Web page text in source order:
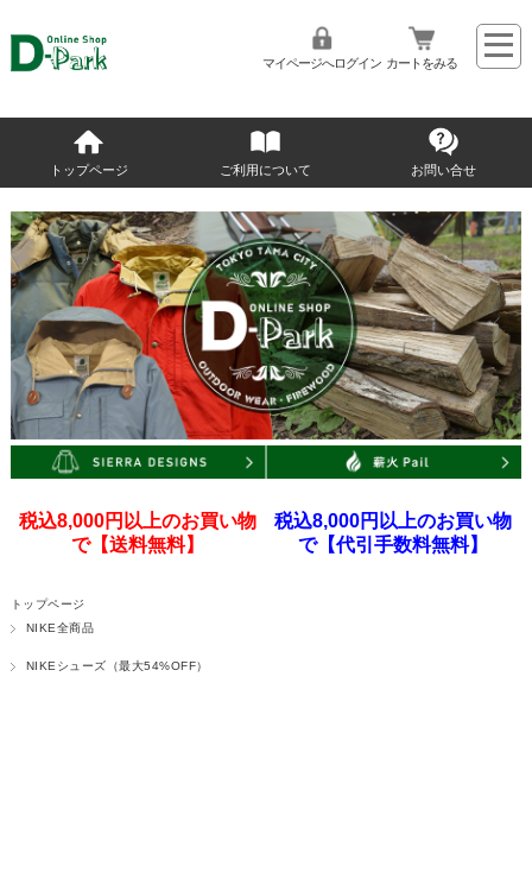
マイページへログイン カートをみる
トップページ ご利用について お問い合せ
税込8,000円以上のお買い物
で【送料無料】
税込8,000円以上のお買い物
で【代引手数料無料】
トップページ
NIKE全商品
NIKEシューズ（最大54%OFF）